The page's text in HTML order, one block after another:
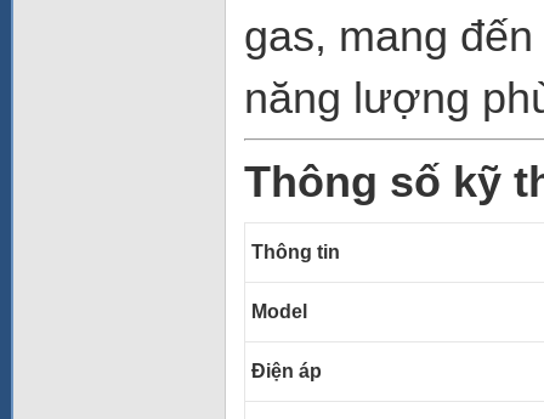
gas, mang
năng lượng
Thông số kỹ
Thông tin
Model
Điện áp